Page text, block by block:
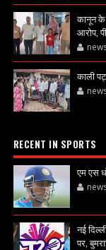
कानून के
आरोप,
काली
RECENT IN SPORTS
एम एस
नई
पर,